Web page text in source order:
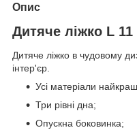
Опис
Дитяче ліжко L 11
Дитяче ліжко в чудовому
інтер'єр.
Усі матеріали
Три рівні дна;
Опускна боковинка;